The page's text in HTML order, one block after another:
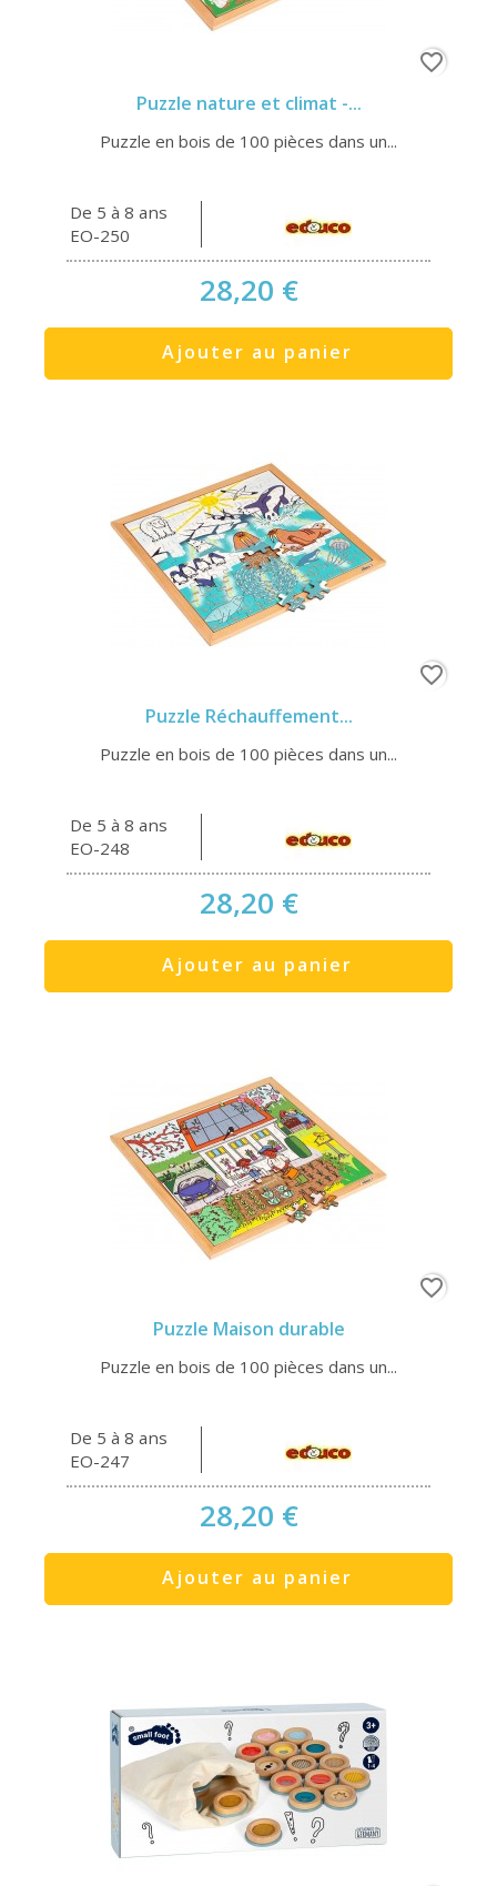
Puzzle nature et climat -...
Puzzle en bois de 100 pièces dans un...
De 5 à 8 ans
EO-250
28,20 €
Ajouter au panier
favorite_border
Puzzle Réchauffement...
Puzzle en bois de 100 pièces dans un...
De 5 à 8 ans
EO-248
28,20 €
Ajouter au panier
favorite_border
Puzzle Maison durable
Puzzle en bois de 100 pièces dans un...
De 5 à 8 ans
EO-247
28,20 €
Ajouter au panier
favorite_border